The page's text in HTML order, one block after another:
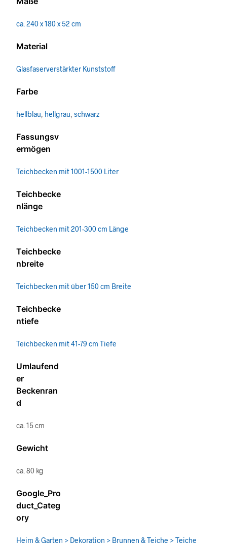
ca. 240 x 180 x 52 cm
Material
Glasfaserverstärkter Kunststoff
Farbe
hellblau hellgrau schwarz
Fassungsv
ermögen
Teichbecken mit 1001-1500 Liter
Teichbecke
nlänge
Teichbecken mit 201-300 cm Länge
Teichbecke
nbreite
Teichbecken mit über 150 cm Breite
Teichbecke
ntiefe
Teichbecken mit 41-79 cm Tiefe
Umlaufend
er
Beckenran
d
ca. 15 cm
Gewicht
ca. 80 kg
Google_Pro
duct_Categ
ory
Heim & Garten > Dekoration > Brunnen & Teiche > Teiche